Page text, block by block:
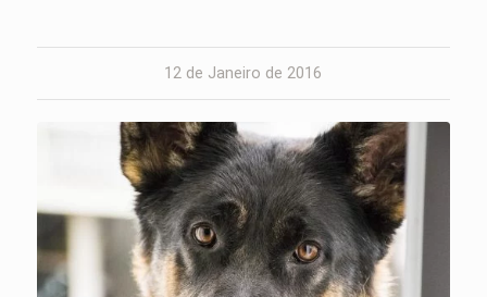
12 de Janeiro de 2016